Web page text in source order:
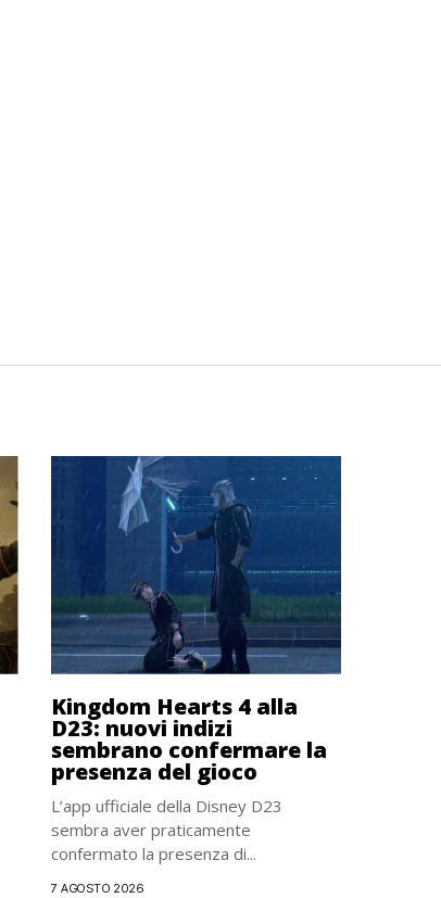
Kingdom Hearts 4 alla
D23: nuovi indizi
sembrano confermare la
presenza del gioco
L’app ufficiale della Disney D23
sembra aver praticamente
confermato la presenza di...
7 AGOSTO 2026